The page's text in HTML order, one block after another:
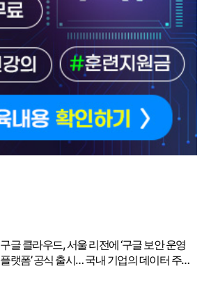
구글 클라우드, 서울 리전에 ‘구글 보안 운영
플랫폼’ 공식 출시… 국내 기업의 데이터 주권